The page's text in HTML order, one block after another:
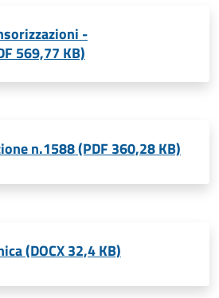
-
569,77 KB)
n.1588 (PDF 360,28 KB)
(DOCX 32,4 KB)